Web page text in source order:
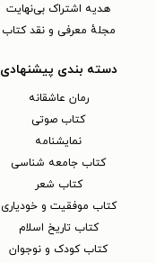
هدیه اشتراک بی‌نهایت
مجلهٔ معرفی و نقد کتاب
دسته بندی پیشنهادی
رمان عاشقانه
کتاب‌ صوتی
نمایشنامه
کتاب جامعه شناسی
کتاب شعر
کتاب موفقیت و خودیاری
کتاب تاریخ اسلام
کتاب کودک و نوجوان